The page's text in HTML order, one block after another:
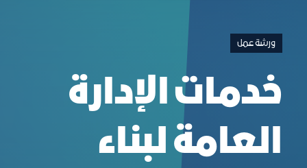
ورشة عمل
خدمات الإدارة
العامة لبناء